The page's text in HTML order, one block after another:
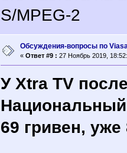
S/MPEG-2
Обсуждения-вопросы по
« Ответ #9 : 27 Ноябрь 2019,
У Xtra TV
69 гривен,